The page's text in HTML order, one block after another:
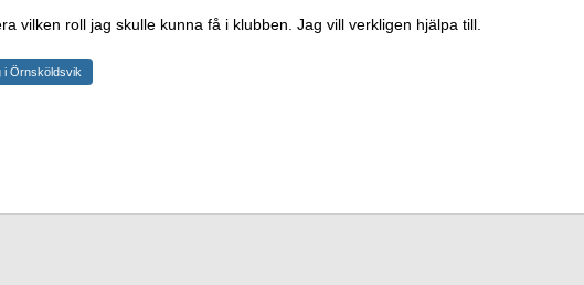
vilken roll jag skulle kunna få i klubben. Jag vill verkligen hjälpa till.
i Örnsköldsvik